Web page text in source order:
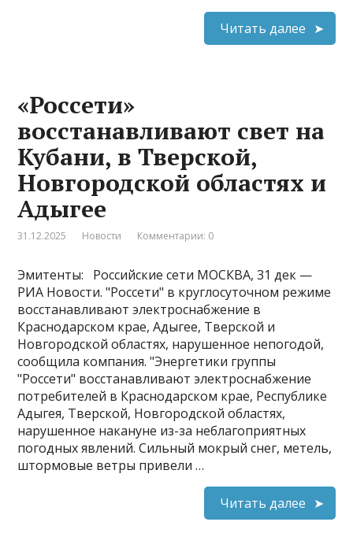
Читать далее
«Россети»
восстанавливают свет на
Кубани, в Тверской,
Новгородской областях и
Адыгее
31.12.2025 Новости Комментарии: 0
Эмитенты: Российские сети МОСКВА, 31 дек —
РИА Новости. "Россети" в круглосуточном режиме
восстанавливают электроснабжение в
Краснодарском крае, Адыгее, Тверской и
Новгородской областях, нарушенное непогодой,
сообщила компания. "Энергетики группы
"Россети" восстанавливают электроснабжение
потребителей в Краснодарском крае, Республике
Адыгея, Тверской, Новгородской областях,
нарушенное накануне из-за неблагоприятных
погодных явлений​​​. Сильный мокрый снег, метель,
штормовые ветры привели …
Читать далее